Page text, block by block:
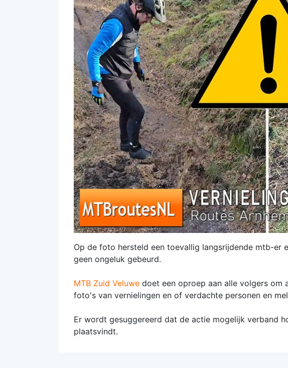
Op de foto hersteld een toevallig langsrijdende mtb-er
geen ongeluk gebeurd.
MTB Zuid Veluwe doet een oproep aan alle volgers
foto's van vernielingen en of verdachte personen en
Er wordt gesuggereerd dat de actie mogelijk verband
plaatsvindt.